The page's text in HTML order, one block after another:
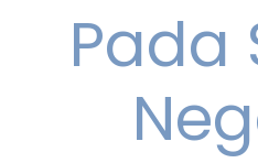
Pada